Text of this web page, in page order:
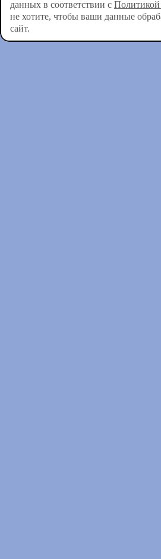
данных в соответствии с
не хотите, чтобы ваши данные
сайт.